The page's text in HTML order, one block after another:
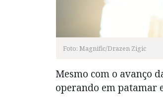
Foto: Magnific/Drazen Zigic
Mesmo com o avanço
operando em patamar